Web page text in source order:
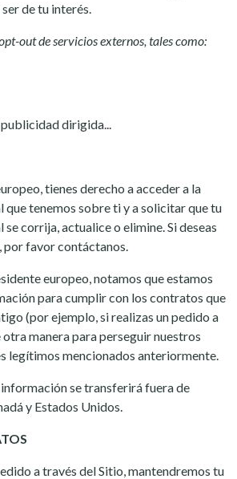
de tu interés.
out de servicios externos, tales como:
dirigida...
tienes derecho a acceder a la
que tenemos sobre ti y a solicitar que tu
corrija, actualice o elimine. Si deseas
por favor contáctanos.
europeo, notamos que estamos
para cumplir con los contratos que
(por ejemplo, si realizas un pedido a
manera para perseguir nuestros
legítimos mencionados anteriormente.
información se transferirá fuera de
y Estados Unidos.
a través del Sitio, mantendremos tu